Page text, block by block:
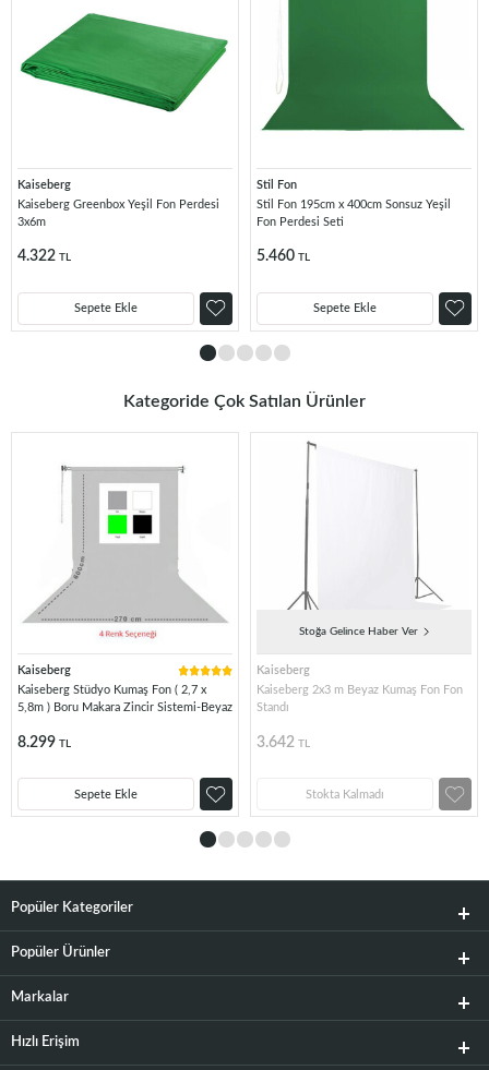
Kaiseberg
Kaiseberg Greenbox Yeşil Fon Perdesi
3x6m
4.322 TL
Sepete Ekle
Stil Fon
Stil Fon 195cm x 400cm Sonsuz Yeşil
Fon Perdesi Seti
5.460 TL
Sepete Ekle
Kategoride Çok Satılan Ürünler
Kaiseberg
Kaiseberg Stüdyo Kumaş Fon ( 2,7 x
5,8m ) Boru Makara Zincir Sistemi-Beyaz
8.299 TL
Sepete Ekle
Stoğa Gelince Haber Ver
Kaiseberg
Kaiseberg 2x3 m Beyaz Kumaş Fon Fon
Standı
3.642 TL
Stokta Kalmadı
Popüler Kategoriler
Popüler Ürünler
Markalar
Hızlı Erişim